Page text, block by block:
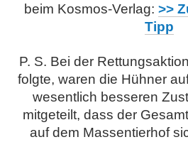
beim Kosmos-Verlag: >>
Tipp
P. S. Bei der
folgte, waren die Hühner
wesentlich besseren
mitgeteilt, dass der
auf dem Massentierhof